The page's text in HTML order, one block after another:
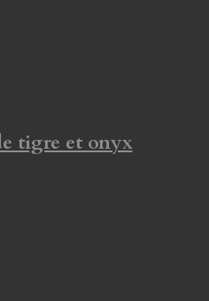
tigre et onyx